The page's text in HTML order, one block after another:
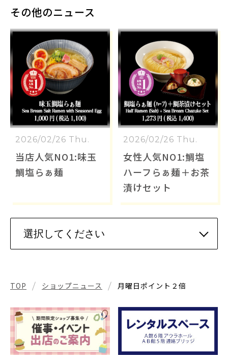
その他のニュース
2026/02/26 Thu.
当店人気NO1:味玉
鯛塩らぁ麺
2026/02/26 Thu.
女性人気NO1:鯛塩
ハーフらぁ麺＋お茶
漬けセット
TOP ショップニュース 月曜日ポイント２倍